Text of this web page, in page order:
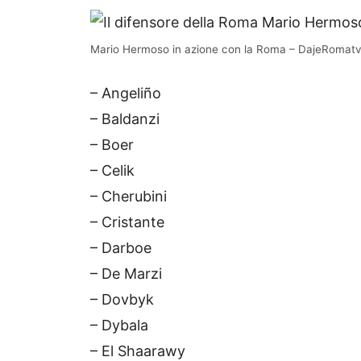
Mario Hermoso in azione con la Roma –
– Angeliño
– Baldanzi
– Boer
– Celik
– Cherubini
– Cristante
– Darboe
– De Marzi
– Dovbyk
– Dybala
– El Shaarawy